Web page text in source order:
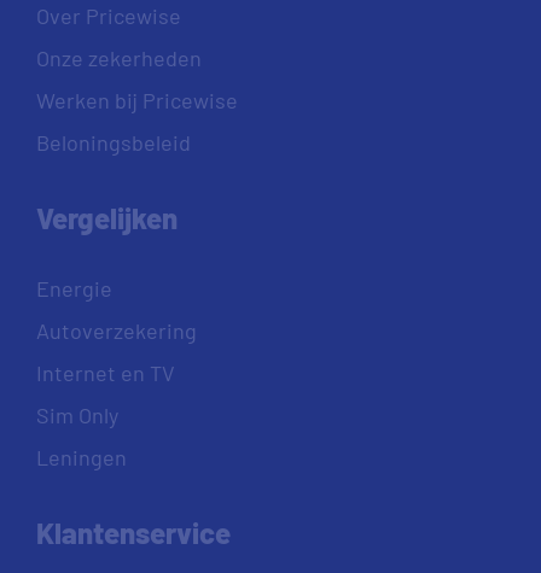
Over Pricewise
Onze zekerheden
Werken bij Pricewise
Beloningsbeleid
Vergelijken
Energie
Autoverzekering
Internet en TV
Sim Only
Leningen
Klantenservice